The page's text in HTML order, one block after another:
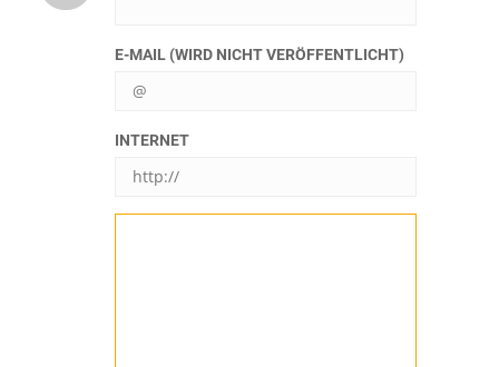
E-MAIL (WIRD NICHT VERÖFFENTLICHT)
INTERNET